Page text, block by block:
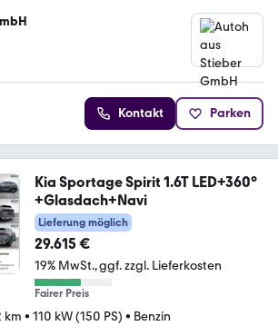
Kontakt Parken
Kia Sportage Spirit 1.6T LED+360°
+Glasdach+Navi
Lieferung möglich
29.615 €
19% MwSt. ggf. zzgl. Lieferkosten
Fairer Preis
km • 110 kW (150 PS) • Benzin